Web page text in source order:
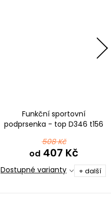
Funkční sportovní
podprsenka - top D346 t156
508 Kč
od 407 Kč
Dostupné varianty + další